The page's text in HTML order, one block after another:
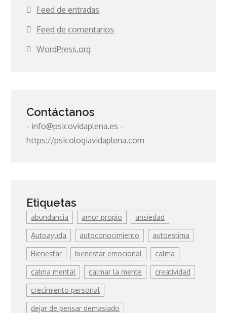
Feed de entradas
Feed de comentarios
WordPress.org
Contáctanos
- info@psicovidaplena.es -
https://psicologiavidaplena.com
Etiquetas
abundancia amor propio ansiedad
Autoayuda autoconocimiento autoestima
Bienestar bienestar emocional calma
calma mental calmar la mente creatividad
crecimiento personal
dejar de pensar demasiado